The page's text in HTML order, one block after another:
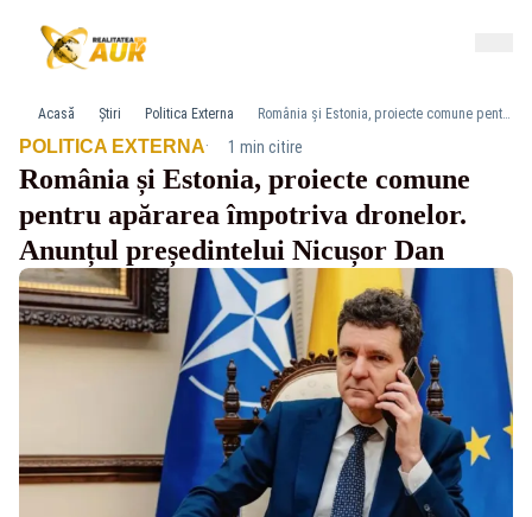
Acasă Știri Politica Externa România și Estonia, proiecte comune pentru apărarea împotriva dronelor. Anunțul președintelui Nicușor Dan
POLITICA EXTERNA· 1 min citire
România și Estonia, proiecte comune
pentru apărarea împotriva dronelor.
Anunțul președintelui Nicușor Dan